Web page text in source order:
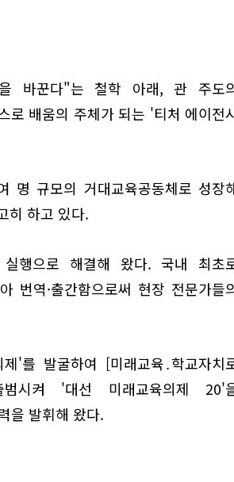
바꾼다"는 철학 아래, 관 주도
로 배움의 주체가 되는 '티처 에이전
명 규모의 거대교육공동체로 성장
히 하고 있다.
행으로 해결해 왔다. 국내 최초
번역·출간함으로써 현장 전문가들
'를 발굴하여 [미래교육․학교자치
시켜 '대선 미래교육의제 20'
을 발휘해 왔다.